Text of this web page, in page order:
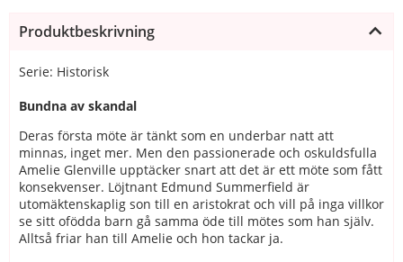
Produktbeskrivning
Serie: Historisk
Bundna av skandal
Deras första möte är tänkt som en underbar natt att
minnas, inget mer. Men den passionerade och oskuldsfulla
Amelie Glenville upptäcker snart att det är ett möte som fått
konsekvenser. Löjtnant Edmund Summerfield är
utomäktenskaplig son till en aristokrat och vill på inga villkor
se sitt ofödda barn gå samma öde till mötes som han själv.
Alltså friar han till Amelie och hon tackar ja.